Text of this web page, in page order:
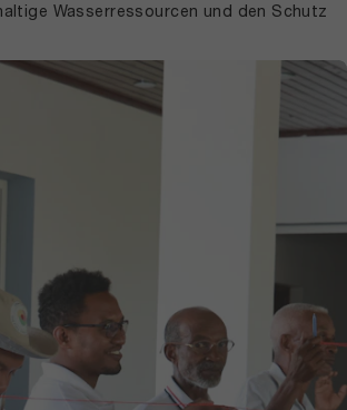
Wasserressourcen und den Schutz